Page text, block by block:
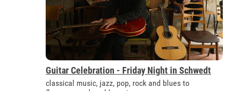
Guitar Celebration - Friday Night in Schwedt
classical music, jazz, pop, rock and blues to